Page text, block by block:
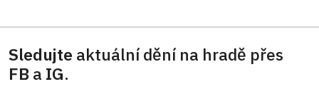
Sledujte aktuální dění na hradě přes
FB a IG.